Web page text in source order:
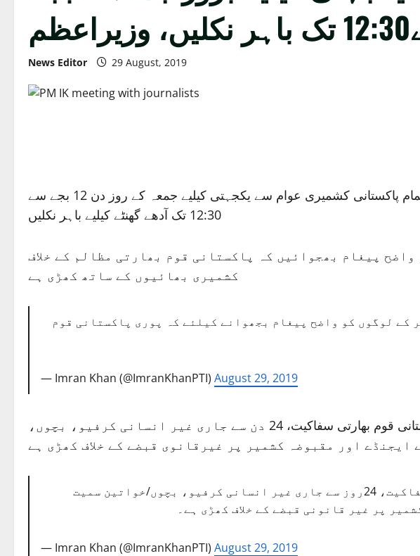
News Editor 29 August, 2019
اسلام آباد: وزیراعظم عمران خان نے کا اپنے ٹویٹر پیغام میں کہنا ہے کہ میں چاہتاہوں کہ تمام پاکستانی کشمیری عوام سے یکجہتی کیلیے جمعہ کے روز دن 12 بجے سے
12:30 تک آدھے گھنٹے کیلیے باہر نکلیں
پیغام بھجوائیں کہ پاکستانی قوم بھارتی مظالم کے خلاف
کشمیری بھائیوں کے ساتھ کھڑی ہے
لوگوں کو واضح پیغام بجھوانے کیلئے کہ پوری پاکستانی قوم
— Imran Khan (@ImranKhanPTI)August 29, 2019
وزیراعظم کا مزید کہنا ہے کہ کل باہر نکل کر ہم کشمیری بھائیوں کو پیغام دیں گے کہ پاکستانی قوم بھارتی سفاکیت، 24 دن سے جاری غیر انسانی کرفیو، بچوں،
اور مقبوضہ کشمیر پر غیرقانوی قبضے کے خلاف کھڑی ہے
کل باہر نکل کر ہم کشمیری بھائیوں کو پیغام دیں گے کہ پوری پاکستانی قوم بھارتی سفاکیت، 24روز سے جاری غیر انسانی کرفیو، بچوں/خواتین سمیت
پر غیر قانونی قبضے کے خلاف کھڑی ہے۔
— Imran Khan (@ImranKhanPTI)August 29, 2019